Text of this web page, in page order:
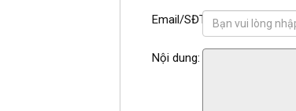
Email/SĐT:
Nội dung: